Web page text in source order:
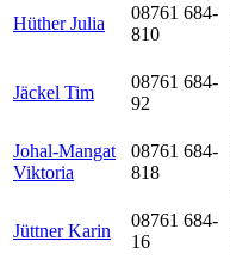
Hüther Julia
08761 684-
810
Jäckel Tim
08761 684-
92
Johal-Mangat
Viktoria
08761 684-
818
Jüttner Karin
08761 684-
16